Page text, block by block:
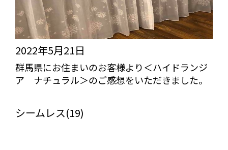
2022年5月21日
群馬県にお住まいのお客様より＜ハイドランジ
ア ナチュラル＞のご感想をいただきました。
シームレス(19)